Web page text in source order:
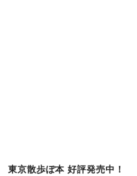
東京散歩ぽ本 好評発売中！